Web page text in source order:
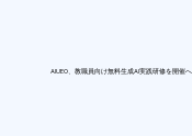
AIUEO、教職員向け無料生成AI実践研修を開催へ